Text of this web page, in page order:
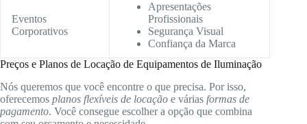
Eventos
Corporativos
Apresentações
Profissionais
Segurança Visual
Confiança da Marca
Preços e Planos de Locação de Equipamentos de Iluminação
Nós queremos que você encontre o que precisa. Por isso,
oferecemos planos flexíveis de locação e várias formas de
pagamento. Você consegue escolher a opção que combina